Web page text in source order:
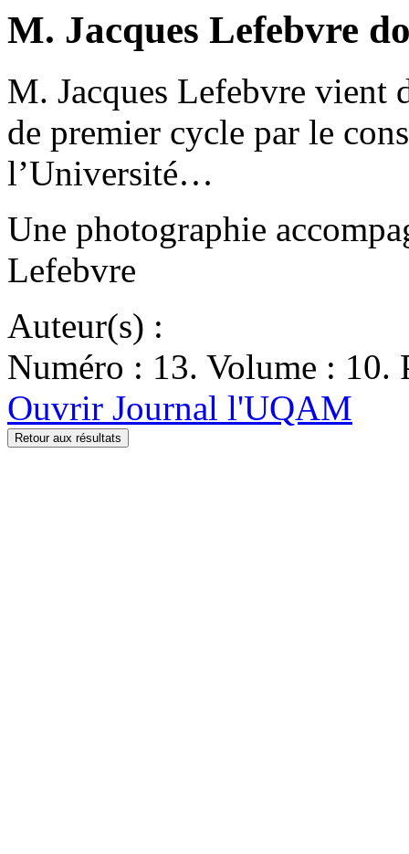
M. Jacques Lefebvre
M. Jacques Lefebvre vient
de premier cycle par le
l’Université…
Une photographie
Lefebvre
Auteur(s) :
Numéro : 13. Volume : 10.
Ouvrir Journal l'UQAM
Retour aux résultats